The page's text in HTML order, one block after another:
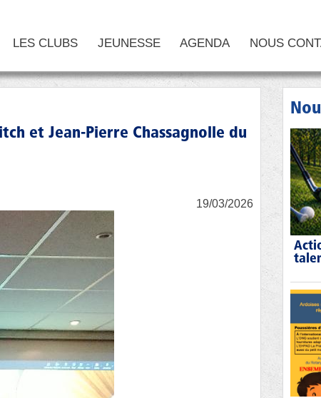
LES CLUBS JEUNESSE AGENDA NOUS
et Jean-Pierre Chassagnolle du
19/03/2026